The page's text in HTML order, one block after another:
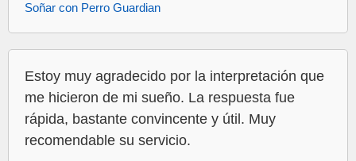
Soñar con Perro Guardian
Estoy muy agradecido por la interpretación que
me hicieron de mi sueño. La respuesta fue
rápida, bastante convincente y útil. Muy
recomendable su servicio.